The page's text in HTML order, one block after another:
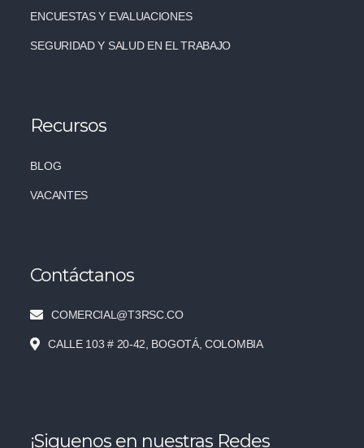
ENCUESTAS Y EVALUACIONES
SEGURIDAD Y SALUD EN EL TRABAJO
Recursos
BLOG
VACANTES
Contáctanos
COMERCIAL@T3RSC.CO
CALLE 103 # 20-42, BOGOTÁ, COLOMBIA
¡Siguenos en nuestras Redes